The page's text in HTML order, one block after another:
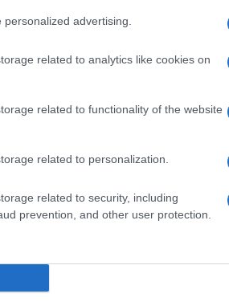
advertising.
related to analytics like cookies on
related to functionality of the website
related to personalization.
related to security, including
prevention, and other user protection.
Nincs
h /
Az akkumulátor nem vehetõ
idő h /
Gyorstöltésre alkalmas
ÉS ÉRZÉKELŐK
olvasó Nincs